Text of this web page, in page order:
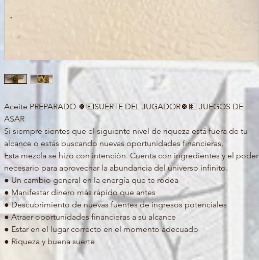
Aceite PREPARADO 🍀💵SUERTE DEL JUGADOR🍀💵 JUEGOS DE
ASAR
Si siempre sientes que el siguiente nivel de riqueza está fuera de tu
alcance o estás buscando nuevas oportunidades financieras,
Esta mezcla se hizo con intención. Cuenta con ingredientes y el poder
necesario para aprovechar la abundancia del universo infinito.
● Un cambio general en la energía que te rodea
● Manifestar dinero más rápido que antes
● Descubrimiento de nuevas fuentes de ingresos potenciales
● Atraer oportunidades financieras a su alcance
● Estar en el lugar correcto en el momento adecuado
● Riqueza y buena suerte